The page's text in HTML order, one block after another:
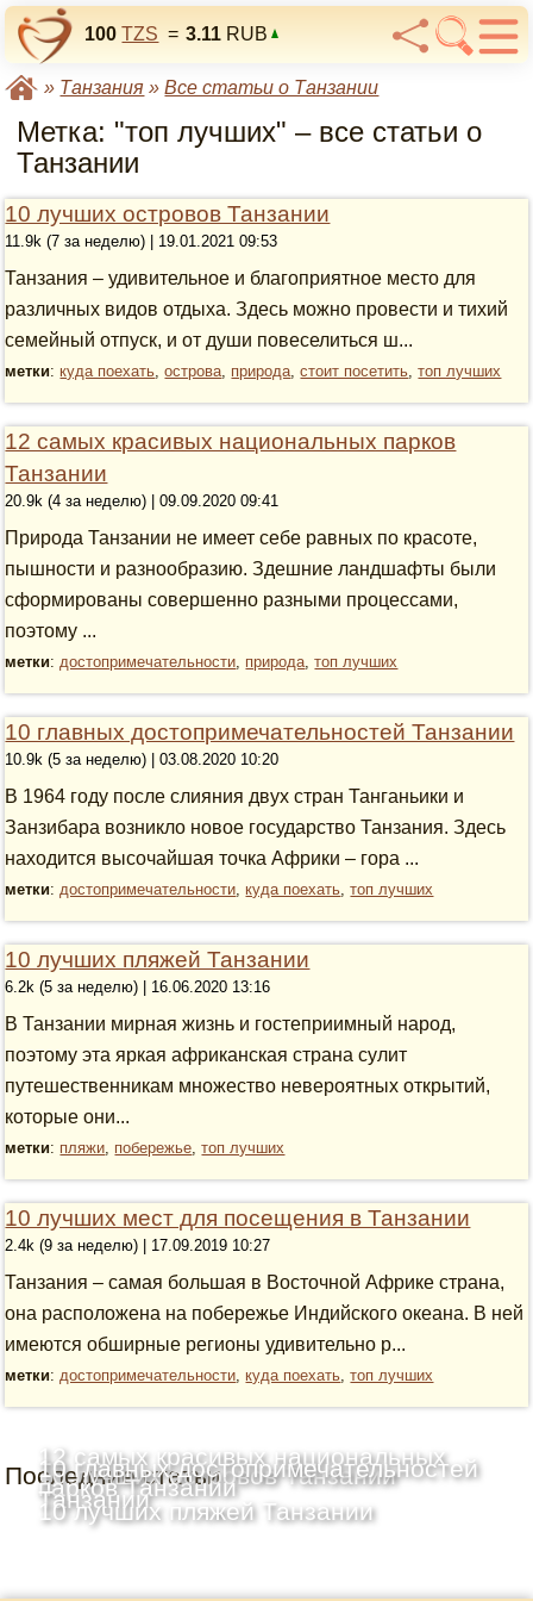
100 TZS = 3.11 RUB
» Танзания »Все статьи о Танзании
Метка: "топ лучших" – все статьи о
Танзании
10 лучших островов Танзании
11.9k (7 за неделю) | 19.01.2021 09:53
Танзания – удивительное и благоприятное место для
различных видов отдыха. Здесь можно провести и тихий
семейный отпуск, и от души повеселиться ш...
метки:куда поехать,острова, природа,стоит посетить,топ лучших
12 самых красивых национальных парков
Танзании
20.9k (4 за неделю) | 09.09.2020 09:41
Природа Танзании не имеет себе равных по красоте,
пышности и разнообразию. Здешние ландшафты были
сформированы совершенно разными процессами,
поэтому ...
метки:достопримечательности, природа,топ лучших
10 главных достопримечательностей Танзании
10.9k (5 за неделю) | 03.08.2020 10:20
В 1964 году после слияния двух стран Танганьики и
Занзибара возникло новое государство Танзания. Здесь
находится высочайшая точка Африки – гора ...
метки:достопримечательности,куда поехать,топ лучших
10 лучших пляжей Танзании
6.2k (5 за неделю) | 16.06.2020 13:16
В Танзании мирная жизнь и гостеприимный народ,
поэтому эта яркая африканская страна сулит
путешественникам множество невероятных открытий,
которые они...
метки: пляжи, побережье,топ лучших
10 лучших мест для посещения в Танзании
2.4k (9 за неделю) | 17.09.2019 10:27
Танзания – самая большая в Восточной Африке страна,
она расположена на побережье Индийского океана. В ней
имеются обширные регионы удивительно р...
метки:достопримечательности,куда поехать,топ лучших
Последние статьи
10 лучших островов Танзании
12 самых красивых национальных
парков Танзании
10 главных достопримечательностей
Танзании
10 лучших пляжей Танзании